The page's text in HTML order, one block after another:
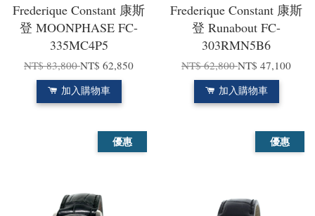
Frederique Constant 康斯
登 MOONPHASE FC-
335MC4P5
NT$ 83,800NT$ 62,850
加入購物車
Frederique Constant 康斯
登 Runabout FC-
303RMN5B6
NT$ 62,800NT$ 47,100
加入購物車
優惠 優惠